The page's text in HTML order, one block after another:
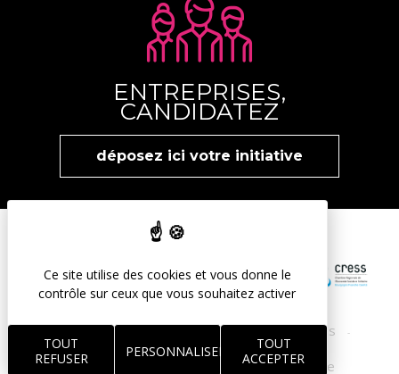
ENTREPRISES,
CANDIDATEZ
déposez ici votre initiative
mentions légales protection des données -
gestion des cookies réalisation Koredge
Ce site utilise des cookies et vous donne le
contrôle sur ceux que vous souhaitez activer
TOUT
ACCEPTER
TOUT
REFUSER
PERSONNALISER